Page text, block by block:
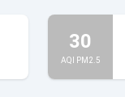
30
AQI PM2.5